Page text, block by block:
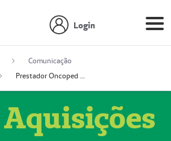
Login
Comunicação
Prestador Oncoped Serviços Médicos (51004335-0)